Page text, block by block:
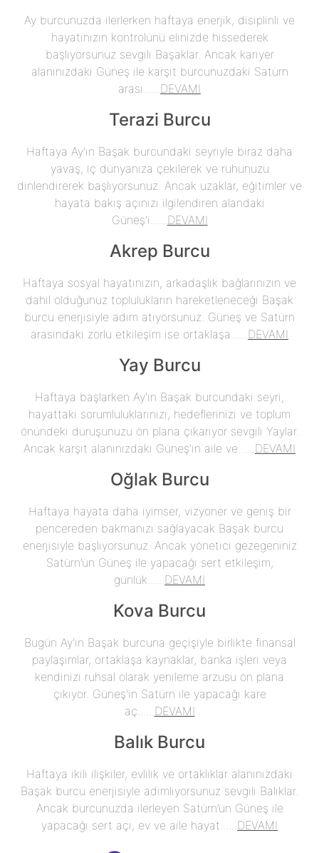
Ay burcunuzda ilerlerken haftaya enerjik, disiplinli ve
hayatınızın kontrolünü elinizde hissederek
başlıyorsunuz sevgili Başaklar. Ancak kariyer
alanınızdaki Güneş ile karşıt burcunuzdaki Satürn
arası...... DEVAMI
Terazi Burcu
Haftaya Ay'ın Başak burcundaki seyriyle biraz daha
yavaş, iç dünyanıza çekilerek ve ruhunuzu
dinlendirerek başlıyorsunuz. Ancak uzaklar, eğitimler ve
hayata bakış açınızı ilgilendiren alandaki
Güneş'i...... DEVAMI
Akrep Burcu
Haftaya sosyal hayatınızın, arkadaşlık bağlarınızın ve
dahil olduğunuz toplulukların hareketleneceği Başak
burcu enerjisiyle adım atıyorsunuz. Güneş ve Satürn
arasındaki zorlu etkileşim ise ortaklaşa...... DEVAMI
Yay Burcu
Haftaya başlarken Ay'ın Başak burcundaki seyri,
hayattaki sorumluluklarınızı, hedeflerinizi ve toplum
önündeki duruşunuzu ön plana çıkarıyor sevgili Yaylar.
Ancak karşıt alanınızdaki Güneş’in aile ve...... DEVAMI
Oğlak Burcu
Haftaya hayata daha iyimser, vizyoner ve geniş bir
pencereden bakmanızı sağlayacak Başak burcu
enerjisiyle başlıyorsunuz. Ancak yönetici gezegeniniz
Satürn’ün Güneş ile yapacağı sert etkileşim,
günlük...... DEVAMI
Kova Burcu
Bugün Ay'ın Başak burcuna geçişiyle birlikte finansal
paylaşımlar, ortaklaşa kaynaklar, banka işleri veya
kendinizi ruhsal olarak yenileme arzusu ön plana
çıkıyor. Güneş'in Satürn ile yapacağı kare
aç...... DEVAMI
Balık Burcu
Haftaya ikili ilişkiler, evlilik ve ortaklıklar alanınızdaki
Başak burcu enerjisiyle adımlıyorsunuz sevgili Balıklar.
Ancak burcunuzda ilerleyen Satürn’ün Güneş ile
yapacağı sert açı, ev ve aile hayat...... DEVAMI